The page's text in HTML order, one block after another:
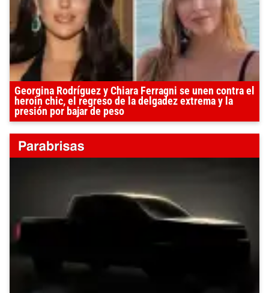
Georgina Rodríguez y Chiara Ferragni se unen contra el
heroin chic, el regreso de la delgadez extrema y la
presión por bajar de peso